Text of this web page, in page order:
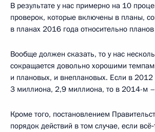
В результате у нас примерно на 10
проверок, которые включены в планы,
в планах 2016 года относительно
Вообще должен сказать, то у нас
сокращается довольно хорошими
и плановых, и внеплановых. Если в 2012
3 миллиона, 2,9 миллиона, то в 2014-м
Кроме того, постановлением
порядок действий в том случае, если